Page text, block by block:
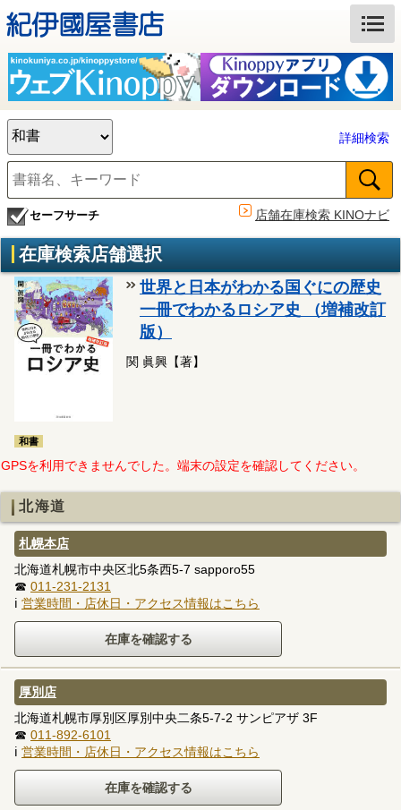
詳細検索
セーフサーチ 店舗在庫検索 KINOナビ
在庫検索店舗選択
和書
世界と日本がわかる国ぐにの歴史
一冊でわかるロシア史 （増補改訂
版）
関 眞興【著】
GPSを利用できませんでした。端末の設定を確認してください。
北海道
札幌本店
北海道札幌市中央区北5条西5-7 sapporo55
☎ 011-231-2131
ℹ 営業時間・店休日・アクセス情報はこちら
厚別店
北海道札幌市厚別区厚別中央二条5-7-2 サンピアザ 3F
☎ 011-892-6101
ℹ 営業時間・店休日・アクセス情報はこちら